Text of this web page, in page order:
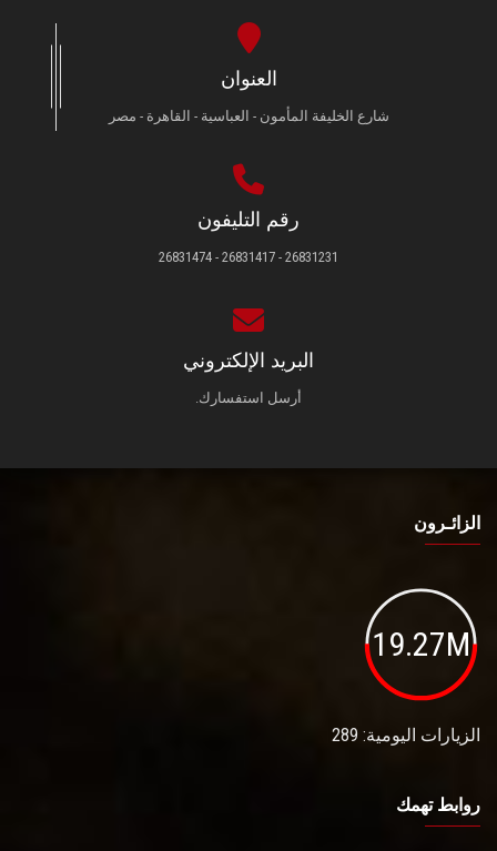
العنوان
شارع الخليفة المأمون - العباسية - القاهرة - مصر
رقم التليفون
26831231 - 26831417 - 26831474
البريد الإلكتروني
أرسل استفسارك.
الزائـرون
19.27M
الزيارات اليومية: 289
روابط تهمك